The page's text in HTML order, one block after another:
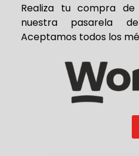
Realiza tu compra de
nuestra pasarela
Aceptamos todos los